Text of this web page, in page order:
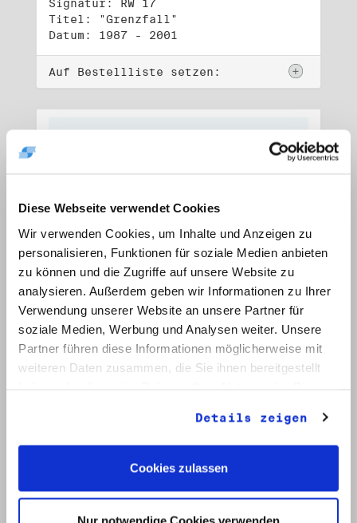
Diese Webseite verwendet Cookies
Wir verwenden Cookies, um Inhalte und Anzeigen zu
personalisieren, Funktionen für soziale Medien anbieten
zu können und die Zugriffe auf unsere Website zu
analysieren. Außerdem geben wir Informationen zu Ihrer
Verwendung unserer Website an unsere Partner für
soziale Medien, Werbung und Analysen weiter. Unsere
Partner führen diese Informationen möglicherweise mit
weiteren Daten zusammen, die Sie ihnen bereitgestellt
Details zeigen
Cookies zulassen
Nur notwendige Cookies verwenden
Signatur: RW 17
Titel: "Grenzfall"
Datum: 1987 - 2001
Auf Bestellliste setzen:
Signatur: RW 18
Titel: "Ostkreuz"
Datum: 1989